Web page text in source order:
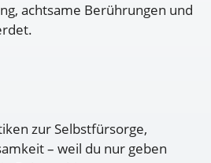
achtsame Berührungen und
zur Selbstfürsorge,
– weil du nur geben